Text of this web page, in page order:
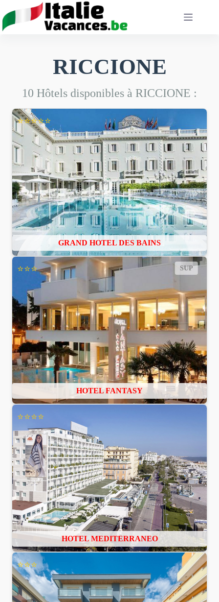
au
contenu
RICCIONE
10 Hôtels disponibles à RICCIONE :
⭐⭐⭐⭐⭐
GRAND HOTEL DES BAINS
⭐⭐⭐ SUP
HOTEL FANTASY
⭐⭐⭐⭐
HOTEL MEDITERRANEO
⭐⭐⭐